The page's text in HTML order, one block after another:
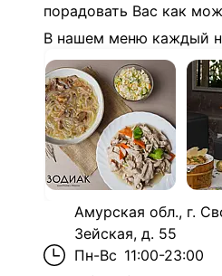
порадовать Вас как
В нашем меню каждый
Амурская обл., г.
Зейская, д. 55
Пн-Вс 11:00-23:00